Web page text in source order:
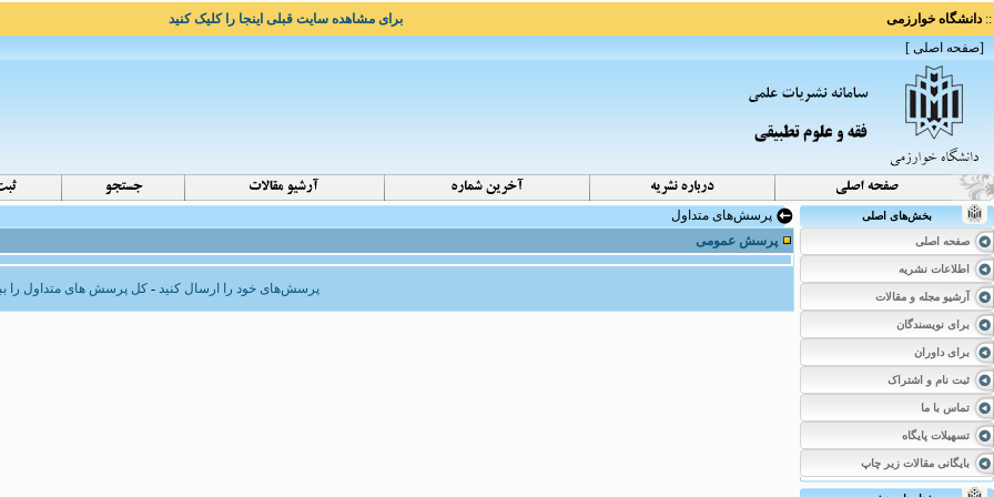
::دانشگاه خوارزمی
برای مشاهده سایت قبلی اینجا را کلیک کنید
[صفحه اصلی ]
بخش‌های اصلی
صفحه اصلی
اطلاعات نشریه
آرشیو مجله و مقالات
برای نویسندگان
برای داوران
ثبت نام و اشتراک
تماس با ما
تسهیلات پایگاه
بایگانی مقالات زیر چاپ
پرسش‌های متداول
پرسش عمومی
پرسش‌های خود را ارسال کنید-کل پرسش های متداول را